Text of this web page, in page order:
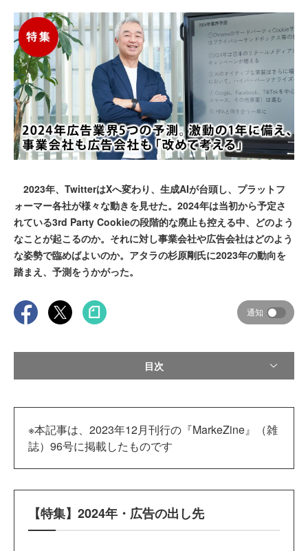
2023年、TwitterはXへ変わり、生成AIが台頭し、プラットフ
ォーマー各社が様々な動きを見せた。2024年は当初から予定さ
れている3rd Party Cookieの段階的な廃止も控える中、どのよう
なことが起こるのか。それに対し事業会社や広告会社はどのよう
な姿勢で臨めばよいのか。アタラの杉原剛氏に2023年の動向を
踏まえ、予測をうかがった。
通知
目次
※本記事は、2023年12月刊行の『MarkeZine』（雑
誌）96号に掲載したものです
【特集】2024年・広告の出し先